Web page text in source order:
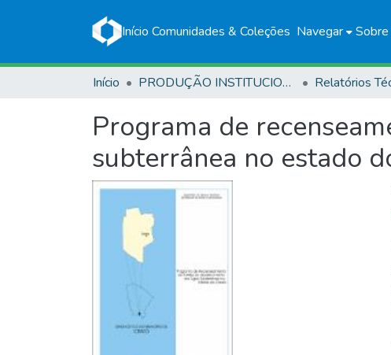
Início Comunidades & Coleções Navegar Sobre
Início PRODUÇÃO INSTITUCIONAL Relatórios
Programa de
subterrânea no estado